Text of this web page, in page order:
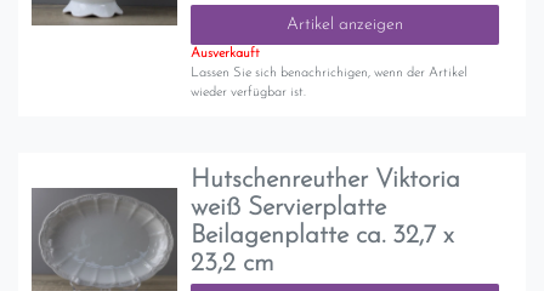
Artikel anzeigen
Ausverkauft
Lassen Sie sich benachrichigen, wenn der Artikel
wieder verfügbar ist.
Hutschenreuther Viktoria
weiß Servierplatte
Beilagenplatte ca. 32,7 x
23,2 cm